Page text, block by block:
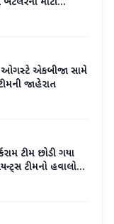
ઓગસ્ટે એકબીજા સામે
જાહેરાત
ટીમ છોડી ગયા
ટીમનો હવાલો